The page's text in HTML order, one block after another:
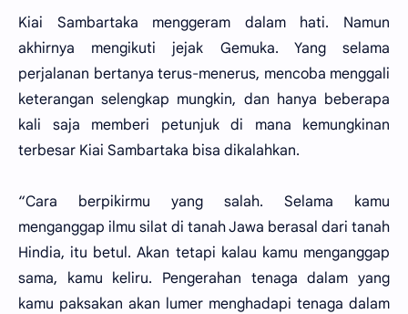
Kiai Sambartaka menggeram dalam hati. Namun
akhirnya mengikuti jejak Gemuka. Yang selama
perjalanan bertanya terus-menerus, mencoba menggali
keterangan selengkap mungkin, dan hanya beberapa
kali saja memberi petunjuk di mana kemungkinan
terbesar Kiai Sambartaka bisa dikalahkan.
“Cara berpikirmu yang salah. Selama kamu
menganggap ilmu silat di tanah Jawa berasal dari tanah
Hindia, itu betul. Akan tetapi kalau kamu menganggap
sama, kamu keliru. Pengerahan tenaga dalam yang
kamu paksakan akan lumer menghadapi tenaga dalam